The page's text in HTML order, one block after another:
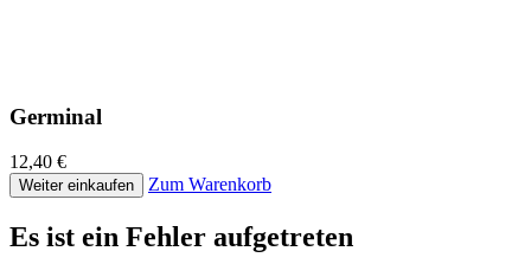
Germinal
12,40 €
Weiter einkaufen Zum Warenkorb
Es ist ein Fehler aufgetreten